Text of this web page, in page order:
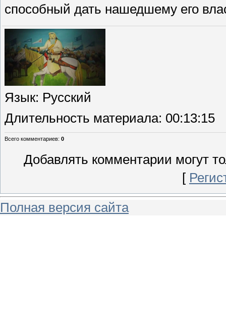
способный дать нашедшему его
Язык: Русский
Длительность материала: 00:13:15
Всего комментариев: 0
Добавлять комментарии могут
[
Полная версия сайта